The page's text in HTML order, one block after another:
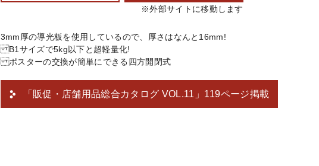
※外部サイトに移動します
3mm厚の導光板を使用しているので、厚さはなんと16mm!
B1サイズで5kg以下と超軽量化!
ポスターの交換が簡単にできる四方開閉式
「販促・店舗用品総合カタログ VOL.11」 119ページ掲載